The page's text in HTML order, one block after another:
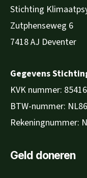
Stichting
Zutphenseweg 6
7418 AJ Deventer
Gegevens
KVK nummer:
BTW-nummer:
Rekeningnummer:
Geld doneren